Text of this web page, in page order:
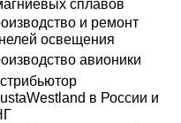
сплавов
и ремонт
освещения
авионики
в России и